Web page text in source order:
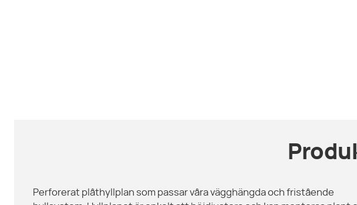
Perforerat plåthyllplan som passar våra vägghängda och fristående
vinklat för full flexibilitet. Levereras komplett med konsoler för smidig